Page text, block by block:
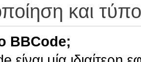
και
BBCode;